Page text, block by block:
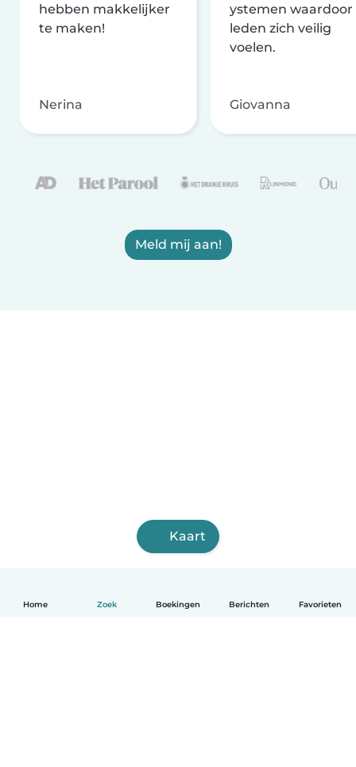
Home Zoek Boekingen Berichten Favorieten
hebben makkelijker
te maken!
Nerina
ystemen waardoor
leden zich veilig
voelen.
Giovanna
Meld mij aan!
Kaart